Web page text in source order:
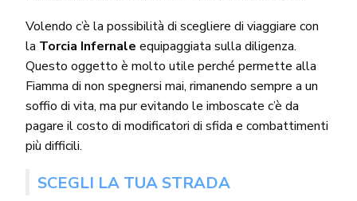
Volendo c’è la possibilità di scegliere di viaggiare con
la Torcia Infernale equipaggiata sulla diligenza.
Questo oggetto è molto utile perché permette alla
Fiamma di non spegnersi mai, rimanendo sempre a un
soffio di vita, ma pur evitando le imboscate c’è da
pagare il costo di modificatori di sfida e combattimenti
più difficili.
SCEGLI LA TUA STRADA